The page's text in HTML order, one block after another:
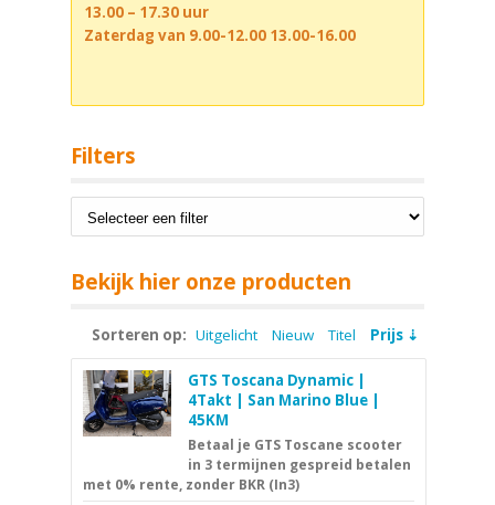
13.00 – 17.30 uur
Zaterdag van 9.00-12.00 13.00-16.00
Filters
Bekijk hier onze producten
Sorteren op: Uitgelicht Nieuw Titel Prijs
GTS Toscana Dynamic |
4Takt | San Marino Blue |
45KM
Betaal je GTS Toscane scooter
in 3 termijnen gespreid betalen
met 0% rente, zonder BKR (In3)